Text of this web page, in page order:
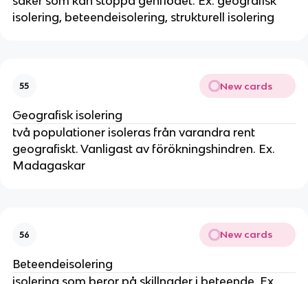
isolering, beteendeisolering, strukturell isolering
55 New cards
Geografisk isolering
två populationer isoleras från varandra rent
geografiskt. Vanligast av förökningshindren. Ex.
Madagaskar
56 New cards
Beteendeisolering